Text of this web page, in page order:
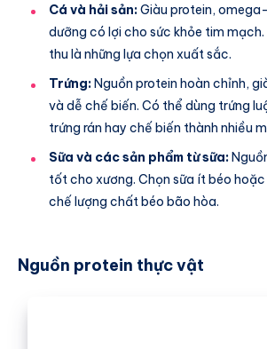
Cá và hải sản:Giàu protein,
dưỡng có lợi cho sức khỏe tim
thu là những lựa chọn xuất sắc.
Trứng:Nguồn protein hoàn chỉnh,
và dễ chế biến. Có thể dùng trứng
trứng rán hay chế biến thành nhiều
Sữa và các sản phẩm từ sữa:
tốt cho xương. Chọn sữa ít béo
chế lượng chất béo bão hòa.
Nguồn protein thực vật